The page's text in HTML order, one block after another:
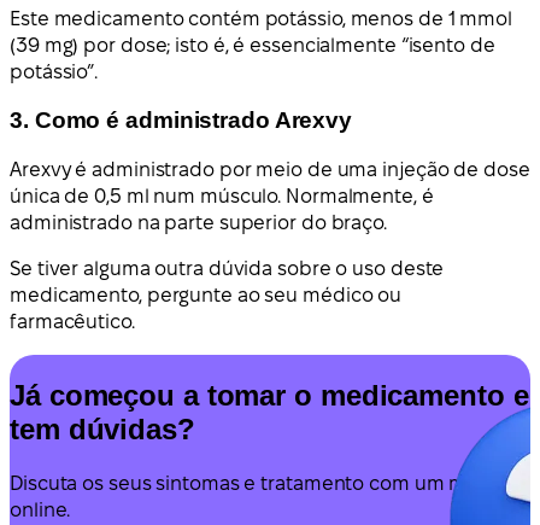
Este medicamento contém potássio, menos de 1 mmol
(39 mg) por dose; isto é, é essencialmente “isento de
potássio”.
3. Como é administrado Arexvy
Arexvy é administrado por meio de uma injeção de dose
única de 0,5 ml num músculo. Normalmente, é
administrado na parte superior do braço.
Se tiver alguma outra dúvida sobre o uso deste
medicamento, pergunte ao seu médico ou
farmacêutico.
Já começou a tomar o medicamento e
tem dúvidas?
Discuta os seus sintomas e tratamento com um médico
online.